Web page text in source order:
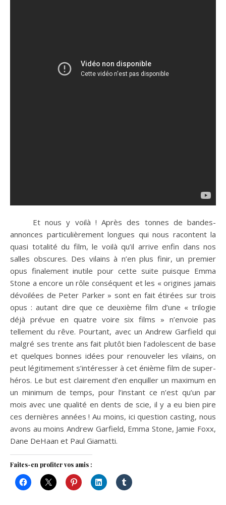
Et nous y voilà ! Après des tonnes de bandes-
annonces particulièrement longues qui nous racontent la
quasi totalité du film, le voilà qu’il arrive enfin dans nos
salles obscures. Des vilains à n’en plus finir, un premier
opus finalement inutile pour cette suite puisque Emma
Stone a encore un rôle conséquent et les « origines jamais
dévoilées de Peter Parker » sont en fait étirées sur trois
opus : autant dire que ce deuxième film d’une « trilogie
déjà prévue en quatre voire six films » n’envoie pas
tellement du rêve. Pourtant, avec un Andrew Garfield qui
malgré ses trente ans fait plutôt bien l’adolescent de base
et quelques bonnes idées pour renouveler les vilains, on
peut légitimement s’intéresser à cet énième film de super-
héros. Le but est clairement d’en enquiller un maximum en
un minimum de temps, pour l’instant ce n’est qu’un par
mois avec une qualité en dents de scie, il y a eu bien pire
ces dernières années ! Au moins, ici question casting, nous
avons au moins Andrew Garfield, Emma Stone, Jamie Foxx,
Dane DeHaan et Paul Giamatti.
Faites-en profiter vos amis :